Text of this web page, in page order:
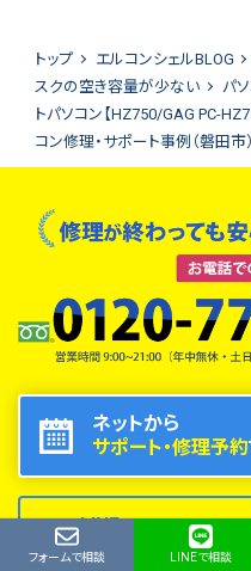
トップ エルコンシェルBLOG
スクの空き容量が少ない
パ
トパソコン【HZ750/GAG PC-
コン修理・サポート事例（磐田市）
ネットから
サポート・修理予約
LINE
で相談
フォームで相談 LINEで相談